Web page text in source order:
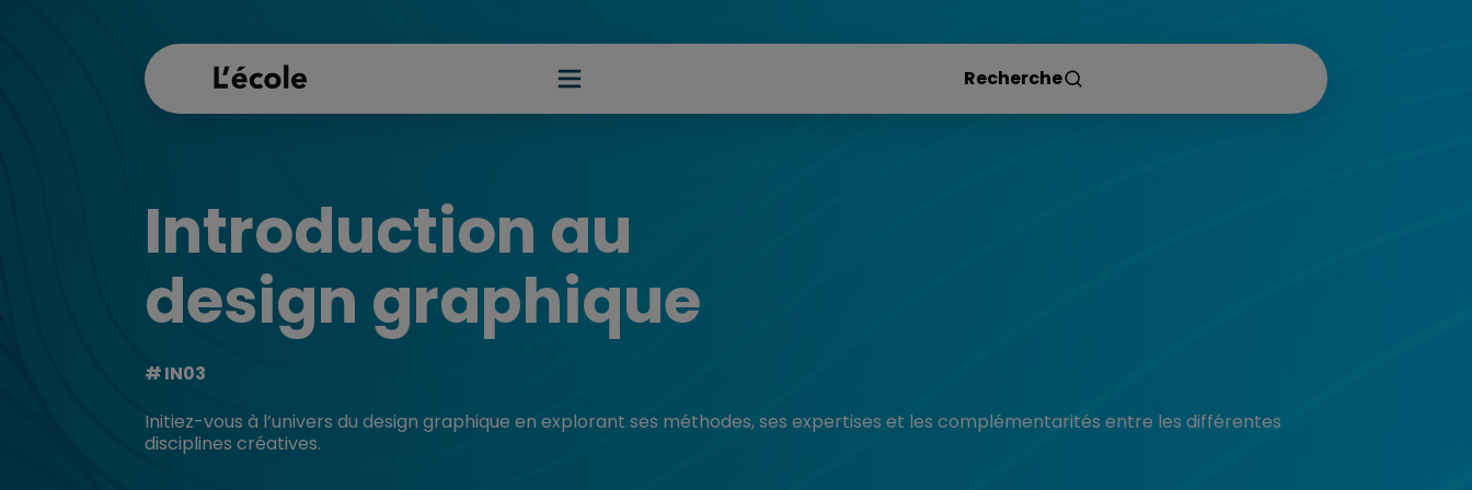
Introduction au
design graphique
IN03
Initiez-vous à l’univers du design graphique en explorant ses méthodes, ses expertises et les complémentarités entre les différentes
disciplines créatives.